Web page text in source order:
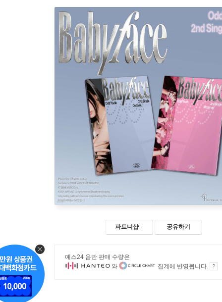
파트너샵 공유하기
예스24 음반 판매 수량은
와
집계에 반영됩니다.